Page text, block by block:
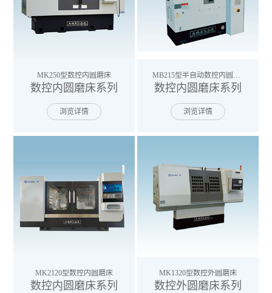
MK250型数控内圆磨床
数控内圆磨床系列
浏览详情
数控内圆磨床系列
浏览详情
MK2120型数控内圆磨床
数控内圆磨床系列
MK1320型数控外圆磨床
数控外圆磨床系列